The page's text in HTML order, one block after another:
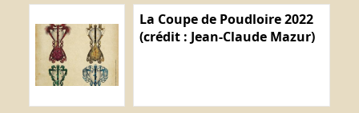
La Coupe de Poudloire 2022
(crédit : Jean-Claude Mazur)